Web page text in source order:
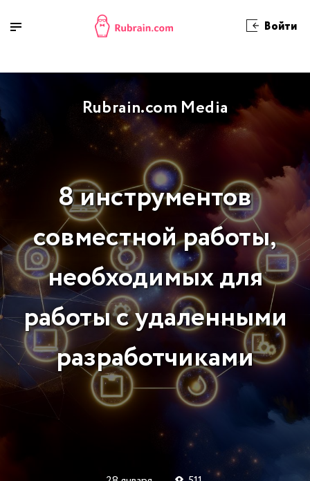
Войти
Rubrain.com Media
8 инструментов
совместной работы,
необходимых для
работы с удаленными
разработчиками